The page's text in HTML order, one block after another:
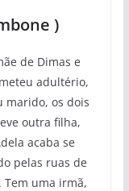
)
de Dimas e
adultério,
marido, os dois
outra filha,
acaba se
pelas ruas de
Tem uma irmã,